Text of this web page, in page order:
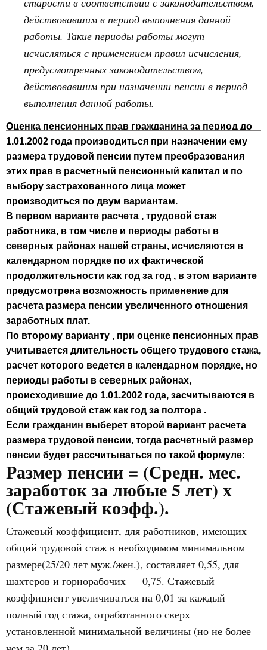
действовавшим в период выполнения данной
работы. Такие периоды работы могут
исчисляться с применением правил исчисления,
предусмотренных законодательством,
действовавшим при назначении пенсии в период
выполнения данной работы.
Оценка пенсионных прав гражданина за период до
1.01.2002 года производиться при назначении ему
размера трудовой пенсии путем преобразования
этих прав в расчетный пенсионный капитал и по
выбору застрахованного лица может
производиться по двум вариантам.
В первом варианте расчета , трудовой стаж
работника, в том числе и периоды работы в
северных районах нашей страны, исчисляются в
календарном порядке по их фактической
продолжительности как год за год , в этом варианте
предусмотрена возможность применение для
расчета размера пенсии увеличенного отношения
заработных плат.
По второму варианту , при оценке пенсионных прав
учитывается длительность общего трудового стажа,
расчет которого ведется в календарном порядке, но
периоды работы в северных районах,
происходившие до 1.01.2002 года, засчитываются в
общий трудовой стаж как год за полтора .
Если гражданин выберет второй вариант расчета
размера трудовой пенсии, тогда расчетный размер
пенсии будет рассчитываться по такой формуле:
Размер пенсии = (Средн. мес.
заработок за любые 5 лет) х
(Стажевый коэфф.).
Стажевый коэффициент, для работников, имеющих
общий трудовой стаж в необходимом минимальном
размере(25/20 лет муж./жен.), составляет 0,55, для
шахтеров и горнорабочих — 0,75. Стажевый
коэффициент увеличиваться на 0,01 за каждый
полный год стажа, отработанного сверх
установленной минимальной величины (но не более